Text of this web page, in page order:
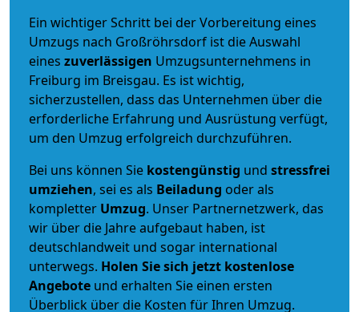
Ein wichtiger Schritt bei der Vorbereitung eines
Umzugs nach Großröhrsdorf ist die Auswahl
eines zuverlässigen Umzugsunternehmens in
Freiburg im Breisgau. Es ist wichtig,
sicherzustellen, dass das Unternehmen über die
erforderliche Erfahrung und Ausrüstung verfügt,
um den Umzug erfolgreich durchzuführen.
Bei uns können Sie kostengünstig und stressfrei
umziehen, sei es als Beiladung oder als
kompletter Umzug. Unser Partnernetzwerk, das
wir über die Jahre aufgebaut haben, ist
deutschlandweit und sogar international
unterwegs. Holen Sie sich jetzt kostenlose
Angebote und erhalten Sie einen ersten
Überblick über die Kosten für Ihren Umzug.